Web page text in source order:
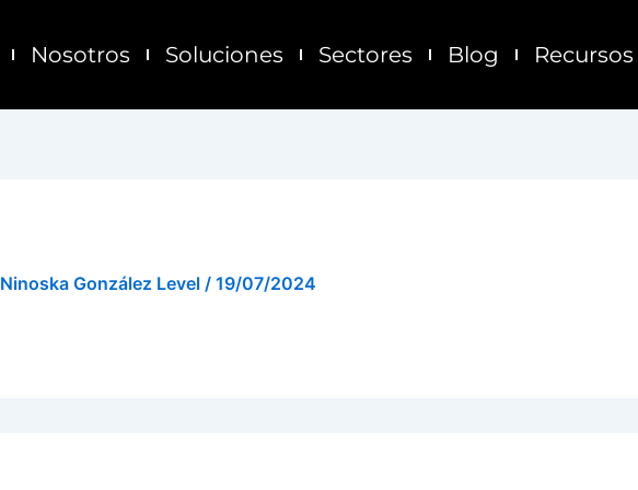
Nosotros Soluciones Sectores Blog Recursos
Ninoska González Level / 19/07/2024